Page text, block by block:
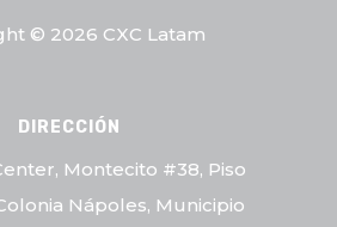
© 2026 CXC Latam
DIRECCIÓN
Montecito #38, Piso
Nápoles, Municipio